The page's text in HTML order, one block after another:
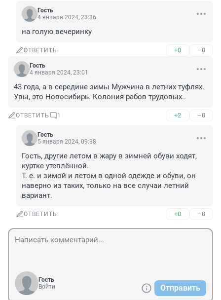
Гость
4 января 2024, 23:36
на голую вечеринку
ОТВЕТИТЬ +0 –0
Гость
4 января 2024, 23:01
43 года, а в середине зимы Мужчина в летних туфлях.
Увы, это Новосибирь. Колония рабов трудовых..
ОТВЕТИТЬ 1 +2 –0
Гость
5 января 2024, 09:38
Гость, другие летом в жару в зимней обуви ходят,
куртке утеплённой.
Т. е. и зимой и летом в одной одежде и обуви, он
наверно из таких, только на все случаи летний
вариант.
ОТВЕТИТЬ +0 –0
Гость
Войти
Отправить